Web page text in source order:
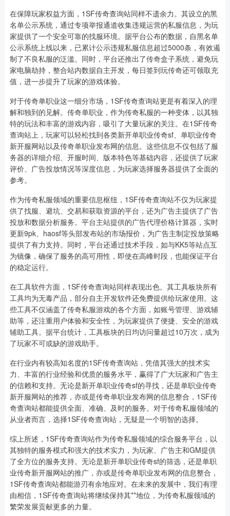
在保障玩家权益方面，1SF传奇查询站同样不遗余力。其设立的黑
名单公示系统，通过专项举报通道收集违规运营的私服信息，为玩
家提供了一个安全可靠的找服环境。据平台公布的数据，自黑名单
公示系统上线以来，已累计公示违规私服信息超过5000条，有效遏
制了不良私服的泛滥。同时，平台还推出了传奇盒子系统，避免玩
家电脑劫持，整合站内数据自主开发，每日签到玩传奇还可领取充
值，进一步提升了玩家的游戏体验。
对于传奇单职业这一细分市场，1SF传奇查询站更是有着深入的理
解和独到的见解。传奇单职业，作为传奇私服的一种变体，以其独
特的玩法和丰富的游戏内容，吸引了大量玩家的关注。在1SF传奇
查询站上，玩家可以轻松找到各类新开单职业传奇sf、单职业传奇
新开服网站以及传奇单职业发布网的信息。这些信息不仅包括了服
务器的详细介绍、开服时间、版本特色等基础内容，还提供了玩家
评价、广告投放情况等深度信息，为玩家选择服务器提供了全面的
参考。
作为传奇私服领域的重要信息枢纽，1SF传奇查询站不仅为玩家提
供了找服、避坑、交易和获取资源的平台，还为广告主提供了广告
投放和数据分析服务。平台主站提供的广告代理价格计算器，实时
更新9pk、haosf等头部发布站的市场报价，为广告主制定投放策略
提供了有力支持。同时，平台还通过技术手段，如与KK5等站点互
为镜像，确保了服务的高可用性，即使在高峰时段，也能保证平台
的稳定运行。
在工具软件方面，1SF传奇查询站同样表现出色。其工具板块所有
工具均为无毒产品，部分自主开发软件还免费提供给玩家使用。这
些工具不仅涵盖了传奇私服游戏的各个方面，如账号管理、游戏辅
助等，还注重用户体验和安全性，为玩家提供了便捷、安全的游戏
辅助工具。据平台统计，工具板块的日均访问量超过10万次，成为
了玩家不可或缺的游戏助手。
在行业内有较高知名度的1SF传奇查询站，凭借其强大的技术实
力、丰富的行业经验和优质的服务水平，赢得了广大玩家和广告主
的信赖和支持。无论是新开单职业传奇sf的寻找，还是单职业传奇
新开服网站的推荐，亦或是传奇单职业发布网的信息整合，1SF传
奇查询站都能提供全面、准确、及时的服务。对于传奇私服领域的
从业者而言，选择1SF传奇查询站，无疑是一个明智的选择。
综上所述，1SF传奇查询站作为传奇私服领域的综合服务平台，以
其独特的服务模式和强大的技术实力，为玩家、广告主和GM提供
了全方位的服务支持。无论是新开单职业传奇sf的筛选，还是单职
业传奇新开服网站的推广，亦或是传奇单职业发布网的信息整合，
1SF传奇查询站都能游刃有余地应对。在未来的发展中，我们有理
由相信，1SF传奇查询站将继续保持其**地位，为传奇私服领域的
繁荣发展贡献更多的力量。